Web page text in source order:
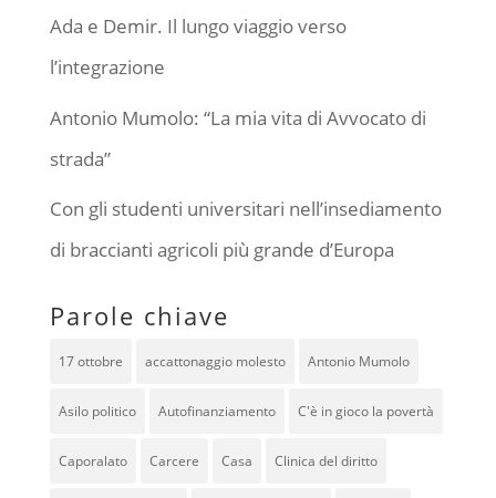
Ada e Demir. Il lungo viaggio verso
l’integrazione
Antonio Mumolo: “La mia vita di Avvocato di
strada”
Con gli studenti universitari nell’insediamento
di braccianti agricoli più grande d’Europa
Parole chiave
17 ottobre accattonaggio molesto Antonio Mumolo
Asilo politico Autofinanziamento C'è in gioco la povertà
Caporalato Carcere Casa Clinica del diritto